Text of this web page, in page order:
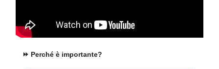
⏩️ Perché è importante?